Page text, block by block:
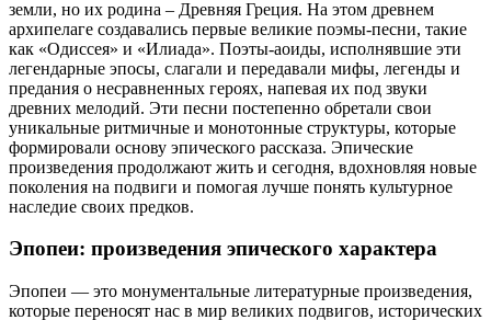
земли, но их родина – Древняя Греция. На этом древнем
архипелаге создавались первые великие поэмы-песни, такие
как «Одиссея» и «Илиада». Поэты-аоиды, исполнявшие эти
легендарные эпосы, слагали и передавали мифы, легенды и
предания о несравненных героях, напевая их под звуки
древних мелодий. Эти песни постепенно обретали свои
уникальные ритмичные и монотонные структуры, которые
формировали основу эпического рассказа. Эпические
произведения продолжают жить и сегодня, вдохновляя новые
поколения на подвиги и помогая лучше понять культурное
наследие своих предков.
Эпопеи: произведения эпического характера
Эпопеи — это монументальные литературные произведения,
которые переносят нас в мир великих подвигов, исторических